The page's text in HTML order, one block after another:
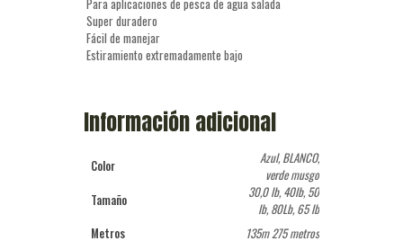
Para aplicaciones de pesca de agua salada
Super duradero
Fácil de manejar
Estiramiento extremadamente bajo
Información adicional
Color
Azul, BLANCO,
verde musgo
Tamaño
30,0 lb, 40lb, 50
lb, 80Lb, 65 lb
Metros
135m 275 metros